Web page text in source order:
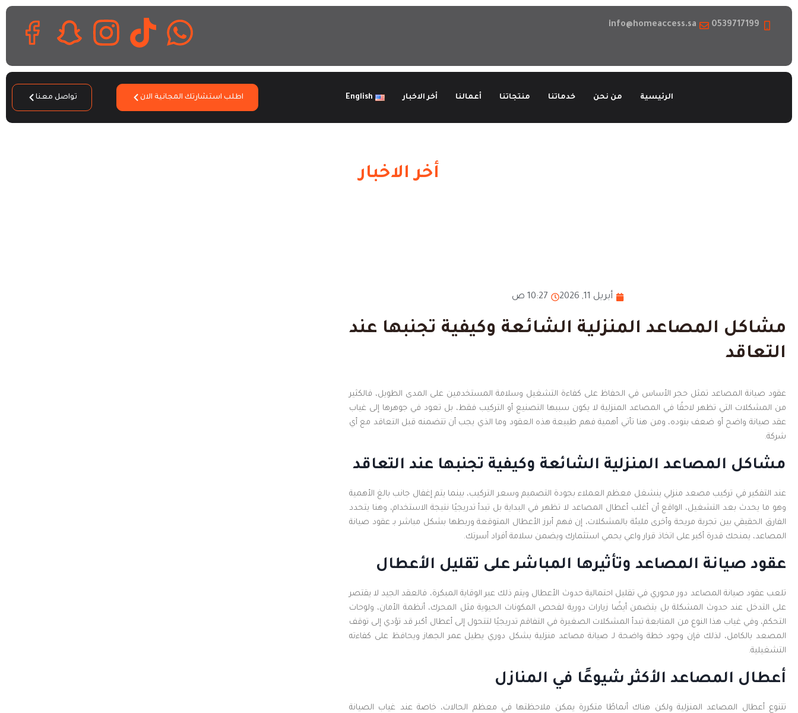
0539717199
info@homeaccess.sa
الرئيسية من نحن خدماتنا منتجاتنا أعمالنا أخر الاخبار English اطلب استشارتك المجانية الان تواصل معنا
أخر الاخبار
أبريل 11, 2026 10:27 ص
مشاكل المصاعد المنزلية الشائعة وكيفية تجنبها عند
التعاقد
عقود صيانة المصاعد تمثل حجر الأساس في الحفاظ على كفاءة التشغيل وسلامة المستخدمين على المدى الطويل، فالكثير
من المشكلات التي تظهر لاحقًا في المصاعد المنزلية لا يكون سببها التصنيع أو التركيب فقط، بل تعود في جوهرها إلى غياب
عقد صيانة واضح أو ضعف بنوده، ومن هنا تأتي أهمية فهم طبيعة هذه العقود وما الذي يجب أن تتضمنه قبل التعاقد مع أي
شركة.
مشاكل المصاعد المنزلية الشائعة وكيفية تجنبها عند التعاقد
عند التفكير في تركيب مصعد منزلي ينشغل معظم العملاء بجودة التصميم وسعر التركيب، بينما يتم إغفال جانب بالغ الأهمية
وهو ما يحدث بعد التشغيل، الواقع أن أغلب أعطال المصاعد لا تظهر في البداية بل تبدأ تدريجيًا نتيجة الاستخدام، وهنا يتحدد
الفارق الحقيقي بين تجربة مريحة وأخرى مليئة بالمشكلات، إن فهم أبرز الأعطال المتوقعة وربطها بشكل مباشر بـ عقود صيانة
المصاعد، يمنحك قدرة أكبر على اتخاذ قرار واعي يحمي استثمارك ويضمن سلامة أفراد أسرتك.
عقود صيانة المصاعد وتأثيرها المباشر على تقليل الأعطال
تلعب عقود صيانة المصاعد دور محوري في تقليل احتمالية حدوث الأعطال ويتم ذلك عبر الوقاية المبكرة، فالعقد الجيد لا يقتصر
على التدخل عند حدوث المشكلة بل يتضمن أيضًا زيارات دورية لفحص المكونات الحيوية مثل المحرك، أنظمة الأمان، ولوحات
التحكم، وفي غياب هذا النوع من المتابعة تبدأ المشكلات الصغيرة في التفاقم تدريجيًا لتتحول إلى أعطال أكبر قد تؤدي إلى توقف
المصعد بالكامل، لذلك فإن وجود خطة واضحة لـ صيانة مصاعد منزلية بشكل دوري يطيل عمر الجهاز ويحافظ على كفاءته
التشغيلية.
أعطال المصاعد الأكثر شيوعًا في المنازل
تتنوع أعطال المصاعد المنزلية ولكن هناك أنماطًا متكررة يمكن ملاحظتها في معظم الحالات، خاصة عند غياب الصيانة